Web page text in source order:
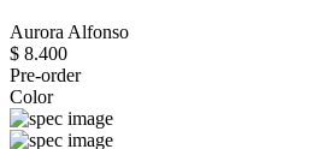
Aurora Alfonso
$ 8.400
Pre-order
Color